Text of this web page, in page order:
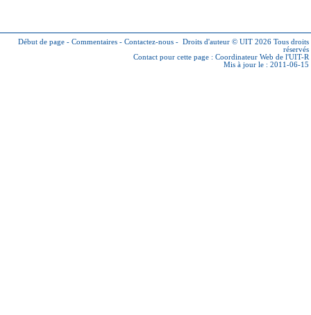
Début de page - Commentaires - Contactez-nous - Droits d'auteur © UIT 2026 Tous droits
réservés
Contact pour cette page : Coordinateur Web de l'UIT-R
Mis à jour le : 2011-06-15